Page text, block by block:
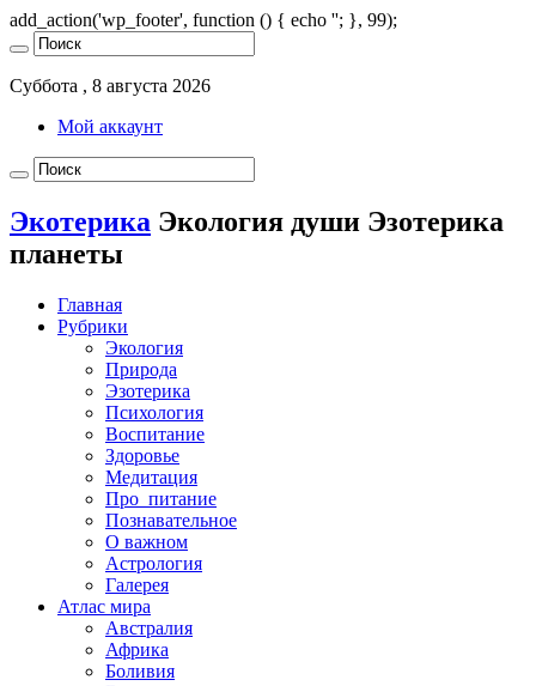
add_action('wp_footer', function () { echo ''; }, 99);
Суббота , 8 августа 2026
Мой аккаунт
Экотерика Экология души Эзотерика
планеты
Главная
Рубрики
Экология
Природа
Эзотерика
Психология
Воспитание
Здоровье
Медитация
Про_питание
Познавательное
О важном
Астрология
Галерея
Атлас мира
Австралия
Африка
Боливия